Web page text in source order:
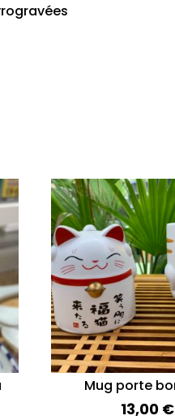
Mug porte
13,00 €